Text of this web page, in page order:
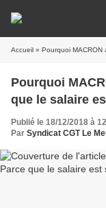
Accueil » Pourquoi MACRON
Pourquoi
que le salaire
Publié le 18/12/2018 à
Par Syndicat CGT Le